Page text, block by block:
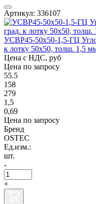
Артикул: 336107
УСВР45-50х50-1,5-ГЦ
к лотку 50х50, толщ. 1,5
Цена с НДС, руб
Цена по запросу
55.5
158
279
1,5
0,69
Цена по запросу
Бренд
OSTEC
Ед.изм.:
шт.
-
+